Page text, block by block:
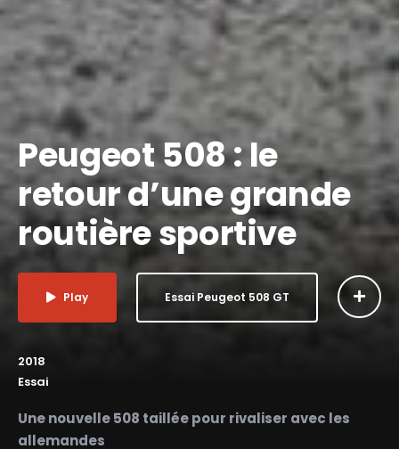
Peugeot 508 : le
retour d’une grande
routière sportive
Play Essai Peugeot 508 GT
2018
Essai
Une nouvelle 508 taillée pour rivaliser avec les
allemandes